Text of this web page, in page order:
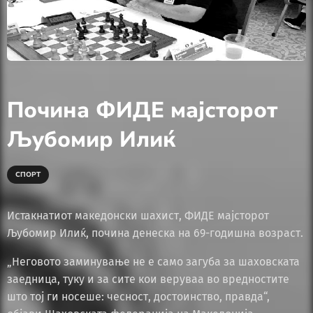
Почина ФИДЕ мајсторот
Љубомир Илиќ
СПОРТ
Истакнатиот македонски шахист, ФИДЕ мајсторот
Љубомир Илиќ, почина денеска на 69-годишна возраст.
„Неговото заминување не е само загуба за шаховската
заедница, туку и за сите кои веруваа во вредностите
што тој ги носеше: чесност, достоинство, правда“,